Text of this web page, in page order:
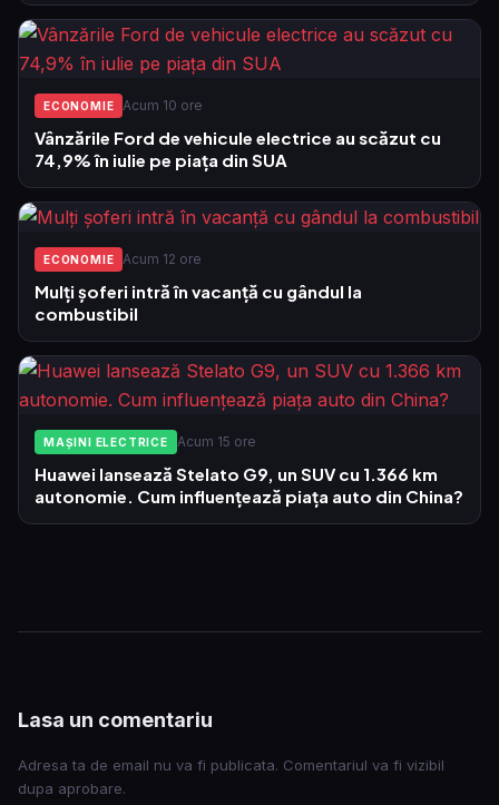
ECONOMIE Acum 10 ore
Vânzările Ford de vehicule electrice au scăzut cu
74,9% în iulie pe piața din SUA
ECONOMIE Acum 12 ore
Mulți șoferi intră în vacanță cu gândul la
combustibil
MAȘINI ELECTRICE Acum 15 ore
Huawei lansează Stelato G9, un SUV cu 1.366 km
autonomie. Cum influențează piața auto din China?
Lasa un comentariu
Adresa ta de email nu va fi publicata. Comentariul va fi vizibil
dupa aprobare.